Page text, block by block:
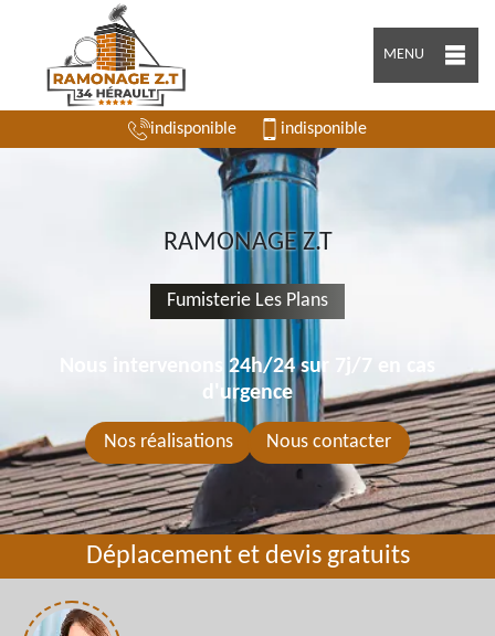
MENU
indisponible indisponible
RAMONAGE Z.T
Fumisterie Les Plans
Nous intervenons 24h/24 sur 7j/7 en cas
d'urgence
Nos réalisations Nous contacter
Déplacement et devis gratuits